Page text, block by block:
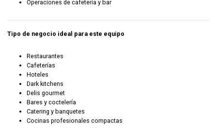
Operaciones de cafetería y bar
Tipo de negocio ideal para este equipo
Restaurantes
Cafeterías
Hoteles
Dark kitchens
Delis gourmet
Bares y coctelería
Catering y banquetes
Cocinas profesionales compactas